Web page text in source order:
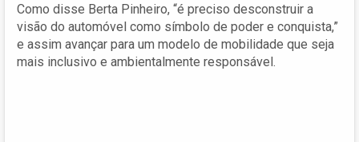
Como disse Berta Pinheiro, “é preciso desconstruir a
visão do automóvel como símbolo de poder e conquista,”
e assim avançar para um modelo de mobilidade que seja
mais inclusivo e ambientalmente responsável.